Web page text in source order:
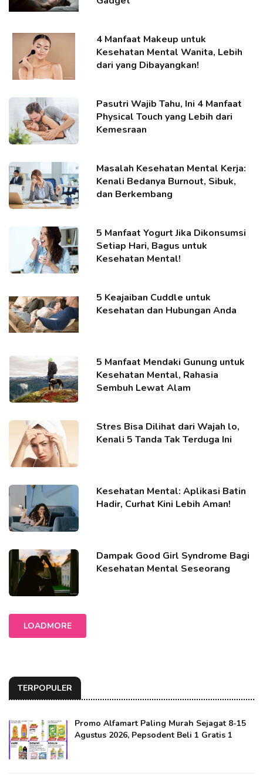
4 Manfaat Makeup untuk
Kesehatan Mental Wanita, Lebih
dari yang Dibayangkan!
Pasutri Wajib Tahu, Ini 4 Manfaat
Physical Touch yang Lebih dari
Kemesraan
Masalah Kesehatan Mental Kerja:
Kenali Bedanya Burnout, Sibuk,
dan Berkembang
5 Manfaat Yogurt Jika Dikonsumsi
Setiap Hari, Bagus untuk
Kesehatan Mental!
5 Keajaiban Cuddle untuk
Kesehatan dan Hubungan Anda
5 Manfaat Mendaki Gunung untuk
Kesehatan Mental, Rahasia
Sembuh Lewat Alam
Stres Bisa Dilihat dari Wajah lo,
Kenali 5 Tanda Tak Terduga Ini
Kesehatan Mental: Aplikasi Batin
Hadir, Curhat Kini Lebih Aman!
Dampak Good Girl Syndrome Bagi
Kesehatan Mental Seseorang
LOADMORE
TERPOPULER
Promo Alfamart Paling Murah Sejagat 8-15
Agustus 2026, Pepsodent Beli 1 Gratis 1